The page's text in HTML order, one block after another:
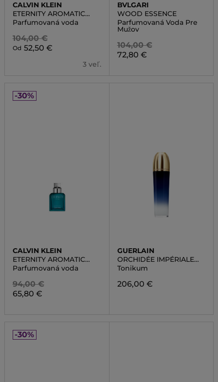
CALVIN KLEIN
ETERNITY AROMATIC
ESSENCE
Parfumovaná voda
104,00 €
Od 52,50 €
3 veľ.
BVLGARI
WOOD ESSENCE
Parfumovaná Voda Pre
Mužov
104,00 €
72,80 €
-30%
CALVIN KLEIN
ETERNITY AROMATIC
ESSENCE
Parfumovaná voda
94,00 €
65,80 €
GUERLAIN
ORCHIDÉE IMPÉRIALE
LOTION
Tonikum
206,00 €
-30%